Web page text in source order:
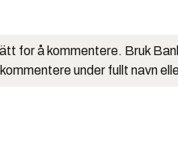
for å kommentere. Bruk
under fullt navn